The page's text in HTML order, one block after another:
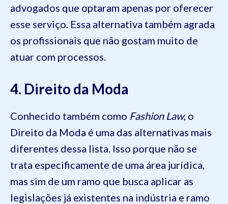
advogados que optaram apenas por oferecer
esse serviço. Essa alternativa também agrada
os profissionais que não gostam muito de
atuar com processos.
4. Direito da Moda
Conhecido também como Fashion Law, o
Direito da Moda é uma das alternativas mais
diferentes dessa lista. Isso porque não se
trata especificamente de uma área jurídica,
mas sim de um ramo que busca aplicar as
legislações já existentes na indústria e ramo